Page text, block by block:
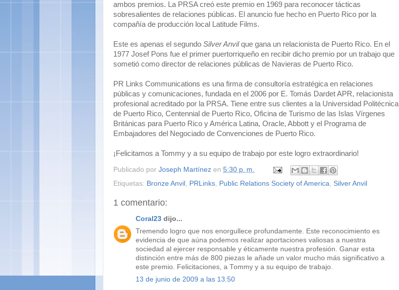
ambos premios. La PRSA creó este premio en 1969 para reconocer tácticas
sobresalientes de relaciones públicas. El anuncio fue hecho en Puerto Rico por la
compañía de producción local Latitude Films.
Este es apenas el segundo Silver Anvilque gana un relacionista de Puerto Rico. En el
1977 Josef Pons fue el primer puertorriqueño en recibir dicho premio por un trabajo que
sometió como director de relaciones públicas de Navieras de Puerto Rico.
PR Links Communications es una firma de consultoría estratégica en relaciones
públicas y comunicaciones, fundada en el 2006 por E. Tomás Dardet APR, relacionista
profesional acreditado por la PRSA. Tiene entre sus clientes a la Universidad Politécnica
de Puerto Rico, Centennial de Puerto Rico, Oficina de Turismo de las Islas Vírgenes
Británicas para Puerto Rico y América Latina, Oracle, Abbott y el Programa de
Embajadores del Negociado de Convenciones de Puerto Rico.
¡Felicitamos a Tommy y a su equipo de trabajo por este logro extraordinario!
Publicado por Joseph Martínez en 5:30 p. m.
Etiquetas: Bronze Anvil PRLinks Public Relations Society of America Silver Anvil
1 comentario:
Coral23 dijo...
Tremendo logro que nos enorgullece profundamente. Este reconocimiento es
evidencia de que aúna podemos realizar aportaciones valiosas a nuestra
sociedad al ejercer responsable y éticamente nuestra profesión. Ganar esta
distinción entre más de 800 piezas le añade un valor mucho más significativo a
este premio. Felicitaciones, a Tommy y a su equipo de trabajo.
13 de junio de 2009 a las 13:50